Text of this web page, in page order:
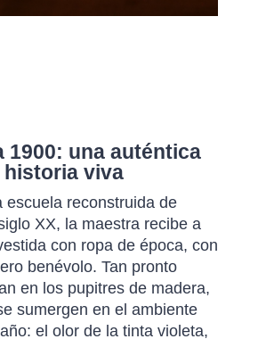
1900: una auténtica
historia viva
escuela reconstruida de
XX, la maestra recibe a
con ropa de época, con
benévolo. Tan pronto
en los pupitres de madera,
sumergen en el ambiente
el olor de la tinta violeta,